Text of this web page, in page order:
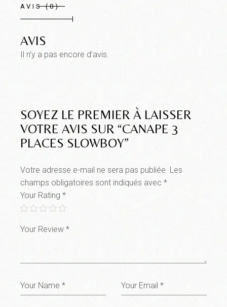
AVIS (0)
AVIS
Il n’y a pas encore d’avis.
SOYEZ LE PREMIER À LAISSER
VOTRE AVIS SUR “CANAPE 3
PLACES SLOWBOY”
Votre adresse e-mail ne sera pas publiée. Les
champs obligatoires sont indiqués avec*
Your Rating*